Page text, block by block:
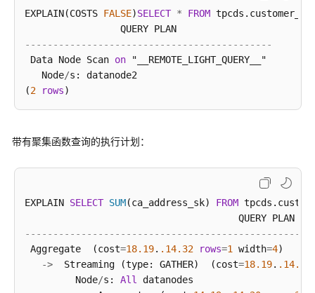
EXPLAIN(COSTS FALSE)SELECT * FROM
--------------------------------------------
Data Node Scan on "__REMOTE_LIGHT_QUERY__"
   Node
/s: datanode2
(2 rows
带有聚集函数查询的执行计划：
EXPLAIN SELECT SUM(ca_address_sk) FROM
Aggregate  (cost=18.19. .14.32 rows=1 width=4)
->
  Streaming (type: GATHER)  (cost
=18.19. .14.32
         Node
/s: All
datanodes